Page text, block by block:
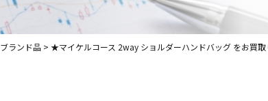
ブランド品 > ★マイケルコース 2way ショルダーハンドバッグ をお買